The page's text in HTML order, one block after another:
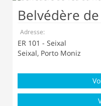
Belvédère
Adresse:
ER 101 - Seixal
Seixal, Porto Moniz